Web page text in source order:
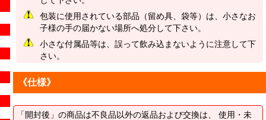
包装に使用されている部品（留め具、袋等）は、小さなお
子様の手の届かない場所へ処分して下さい。
小さな付属品等は、誤って飲み込まないように注意して下
さい。
《仕様》
「開封後」の商品は不良品以外の返品および交換は、 使用・未